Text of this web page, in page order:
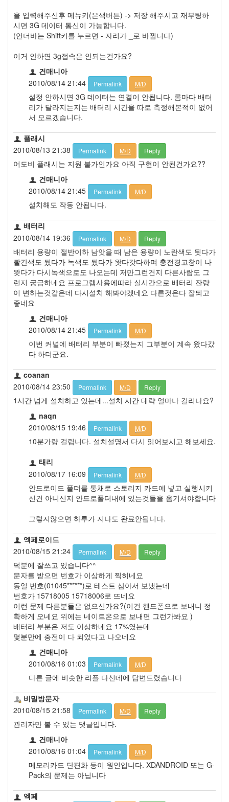
을 입력해주신후 메뉴키(은색버튼) -> 저장 해주시고 재부팅하
시면 3G 데이터 통신이 가능합니다.
(언더바는 Shift키를 누르면 - 자리가 _로 바뀝니다)
이거 안하면 3g접속은 안되는건가요?
건매니아
2010/08/14 21:44
Permalink M/D
설정 안하시면 3G 데이터는 연결이 안됩니다. 롬마다 배터
리가 달라지는지는 배터리 시간을 따로 측정해본적이 없어
서 모르겠습니다.
플래시
2010/08/13 21:38
Permalink M/D Reply
어도비 플래시는 지원 불가인가요 아직 구현이 안된건가요??
건매니아
2010/08/14 21:45
Permalink M/D
설치해도 작동 안됩니다.
배터리
2010/08/14 19:36
Permalink M/D Reply
배터리 용량이 절반이하 남앗을 때 남은 용량이 노란색도 됫다가
빨간색도 됬다가 녹색도 됬다가 왓다갓다하며 충전경고창이 나
왓다가 다시녹색으로도 나오는데 저만그런건지 다른사람도 그
런지 궁금하네요 프로그램사용에따라 실시간으로 배터리 잔량
이 변하는것같은데 다시설치 해봐야겠네요 다른것은다 잘되고
좋네요
건매니아
2010/08/14 21:45
Permalink M/D
이번 커널에 배터리 부분이 빠졌는지 그부분이 계속 왔다갔
다 하더군요.
coanan
2010/08/14 23:50
Permalink M/D Reply
1시간 넘게 설치하고 있는데...설치 시간 대략 얼마나 걸리나요?
naqn
2010/08/15 19:46
Permalink M/D
10분가량 걸립니다. 설치설명서 다시 읽어보시고 해보세요.
태리
2010/08/17 16:09
Permalink M/D
안드로이드 폴더를 통채로 스토리지 카드에 넣고 실행시키
신건 아니신지 안드로폴더내에 있는것들을 옴기셔야합니다
그렇지않으면 하루가 지나도 완료안됩니다.
엑페로이드
2010/08/15 21:24
Permalink M/D Reply
덕분에 잘쓰고 있습니다^^
문자를 받으면 번호가 이상하게 찍히네요
동일 번호(01045******)로 테스트 삼아서 보냈는데
번호가 15718005 15718006로 뜨네요
이런 문제 다른분들은 없으신가요?(이건 핸드폰으로 보내니 정
확하게 오네요 위에는 네이트온으로 보내면 그런가봐요 )
배터리 부분은 저도 이상하네요 17%였는데
몇분만에 충전이 다 되었다고 나오네요
건매니아
2010/08/16 01:03
Permalink M/D
다른 글에 비슷한 리플 다신데에 답변드렸습니다
비밀방문자
2010/08/15 21:58
Permalink M/D Reply
관리자만 볼 수 있는 댓글입니다.
건매니아
2010/08/16 01:04
Permalink M/D
메모리카드 단편화 등이 원인입니다. XDANDROID 또는 G-
Pack의 문제는 아닙니다
엑페